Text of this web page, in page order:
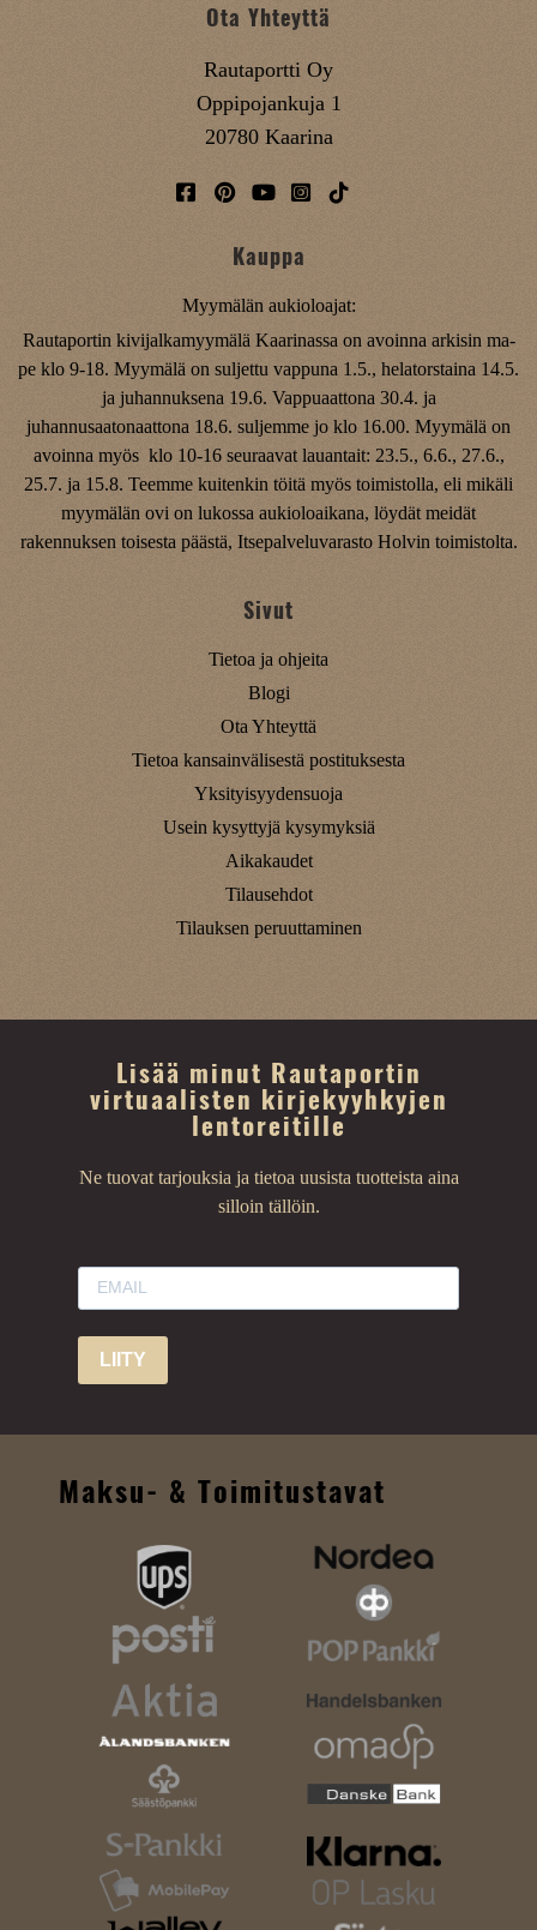
Ota Yhteyttä
Rautaportti Oy
Oppipojankuja 1
20780 Kaarina
Kauppa
Myymälän aukioloajat:
Rautaportin kivijalkamyymälä Kaarinassa on avoinna arkisin ma-
pe klo 9-18. Myymälä on suljettu vappuna 1.5., helatorstaina 14.5.
ja juhannuksena 19.6. Vappuaattona 30.4. ja
juhannusaatonaattona 18.6. suljemme jo klo 16.00. Myymälä on
avoinna myös klo 10-16 seuraavat lauantait: 23.5., 6.6., 27.6.,
25.7. ja 15.8. Teemme kuitenkin töitä myös toimistolla, eli mikäli
myymälän ovi on lukossa aukioloaikana, löydät meidät
rakennuksen toisesta päästä, Itsepalveluvarasto Holvin toimistolta.
Sivut
Tietoa ja ohjeita
Blogi
Ota Yhteyttä
Tietoa kansainvälisestä postituksesta
Yksityisyydensuoja
Usein kysyttyjä kysymyksiä
Aikakaudet
Tilausehdot
Tilauksen peruuttaminen
Lisää minut Rautaportin
virtuaalisten kirjekyyhkyjen
lentoreitille
Ne tuovat tarjouksia ja tietoa uusista tuotteista aina
silloin tällöin.
LIITY
Maksu- & Toimitustavat